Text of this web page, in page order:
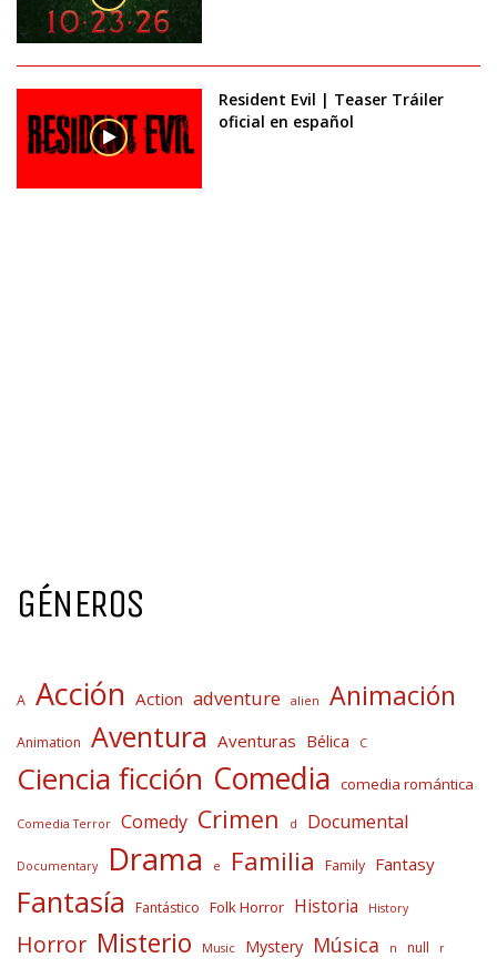
Resident Evil | Teaser Tráiler
oficial en español
GÉNEROS
A Acción Action adventure alien Animación
Animation Aventura Aventuras Bélica C
Ciencia ficción Comedia comedia romántica
Comedia Terror Comedy Crimen d Documental
Documentary Drama e Familia Family Fantasy
Fantasía Fantástico Folk Horror Historia History
Horror Misterio Music Mystery Música n null r